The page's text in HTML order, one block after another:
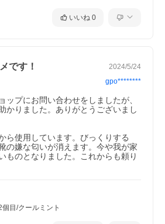
粧品・フレグランス/海外製
ント ミント フローラル デオストップ 3
トケア 足ケア 足裏ケア 抗菌 除菌 脱臭
ニオイ ニオイ消し におい 臭い 臭い消し
安心 安全 ニュージーランド 海外正規品
いいね 0
です！ 2024/5/24
gpo********
ップにお問い合わせをしましたが、
かりました。ありがとうございまし
ら使用しています。びっくりする
の嫌な匂いが消えます。今や我が家
ものとなりました。これからも頼り
目/クールミント